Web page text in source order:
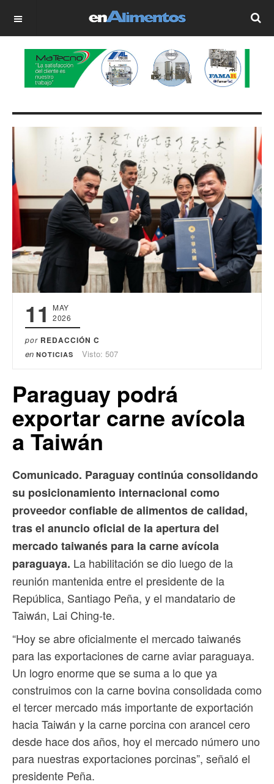
OFF CANVAS
11
MAY
2026
por REDACCIÓN C
en NOTICIAS Visto: 507
Paraguay podrá
exportar carne avícola
a Taiwán
Comunicado. Paraguay continúa consolidando
su posicionamiento internacional como
proveedor confiable de alimentos de calidad,
tras el anuncio oficial de la apertura del
mercado taiwanés para la carne avícola
paraguaya. La habilitación se dio luego de la
reunión mantenida entre el presidente de la
República, Santiago Peña, y el mandatario de
Taiwán, Lai Ching-te.
“Hoy se abre oficialmente el mercado taiwanés
para las exportaciones de carne aviar paraguaya.
Un logro enorme que se suma a lo que ya
construimos con la carne bovina consolidada como
el tercer mercado más importante de exportación
hacia Taiwán y la carne porcina con arancel cero
desde hace dos años, hoy el mercado número uno
para nuestras exportaciones porcinas”, señaló el
presidente Peña.